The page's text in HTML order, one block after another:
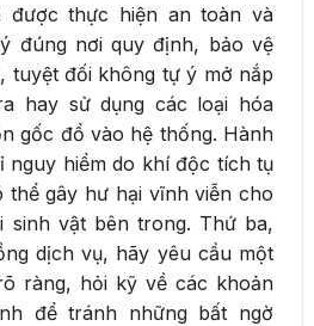
được thực hiện an toàn và
đúng nơi quy định, bảo vệ
tuyệt đối không tự ý mở nắp
hay sử dụng các loại hóa
gốc đổ vào hệ thống. Hành
nguy hiểm do khí độc tích tụ
gây hư hại vĩnh viễn cho
sinh vật bên trong. Thứ ba,
dịch vụ, hãy yêu cầu một
ràng, hỏi kỹ về các khoản
để tránh những bất ngờ